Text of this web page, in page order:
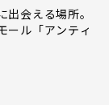
会える場所。
ール「アンティ